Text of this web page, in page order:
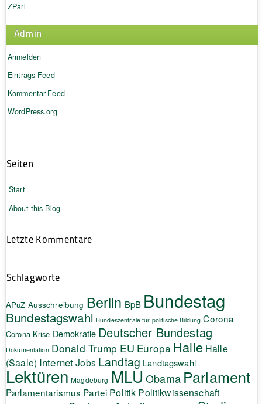
ZParl
Admin
Anmelden
Eintrags-Feed
Kommentar-Feed
WordPress.org
Seiten
Start
About this Blog
Letzte Kommentare
Schlagworte
APuZ Ausschreibung Berlin BpB Bundestag
Bundestagswahl Bundeszentrale für politische Bildung Corona
Corona-Krise Demokratie Deutscher Bundestag
Dokumentation Donald Trump EU Europa Halle Halle
(Saale) InternetJobs Landtag Landtagswahl
Lektüren Magdeburg MLU Obama Parlament
Parlamentarismus Partei Politik Politikwissenschaft